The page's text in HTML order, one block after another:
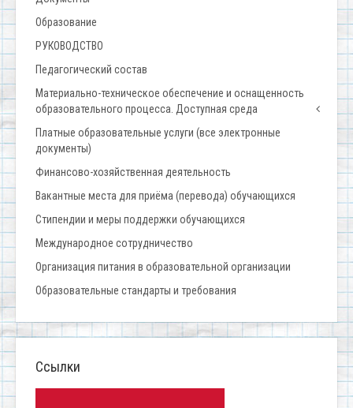
Образование
РУКОВОДСТВО
Педагогический состав
Материально-техническое обеспечение и оснащенность
образовательного процесса. Доступная среда
Платные образовательные услуги (все электронные
документы)
Финансово-хозяйственная деятельность
Вакантные места для приёма (перевода) обучающихся
Стипендии и меры поддержки обучающихся
Международное сотрудничество
Организация питания в образовательной организации
Образовательные стандарты и требования
Ссылки